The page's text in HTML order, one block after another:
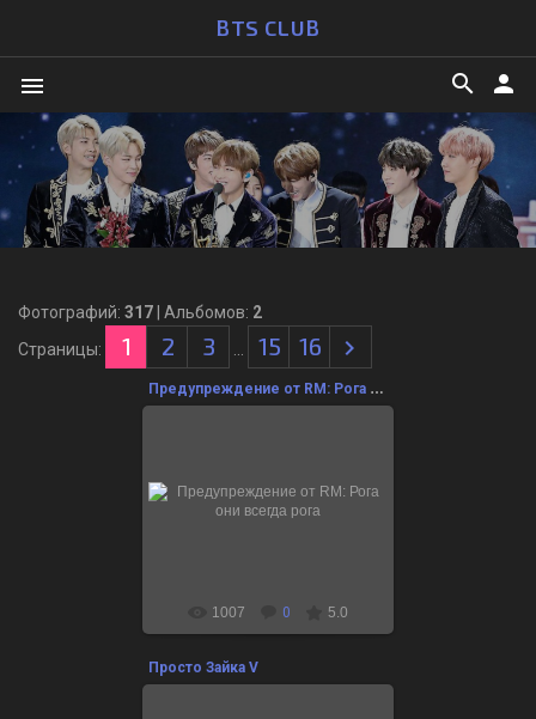
BTS CLUB
menu person
search
Фотографий: 317 | Альбомов: 2
Страницы: 1 2 3 15 16
Предупреждение от RM: Рога они всегда рога
24.12.2021
даже если мелкие...
1007 0 5.0
Просто Зайка V